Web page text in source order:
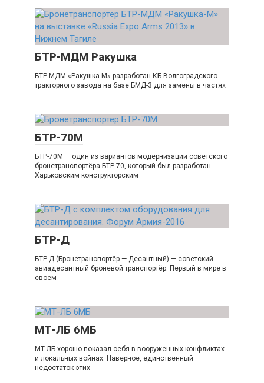
БТР-МДМ Ракушка
БТР-МДМ «Ракушка-М» разработан КБ Волгоградского
тракторного завода на базе БМД-3 для замены в частях
БТР-70М
БТР-70М — один из вариантов модернизации советского
бронетранспортёра БТР-70, который был разработан
Xарьковским конструкторским
БТР-Д
БТР-Д (Бронетранспортёр — Десантный) — советский
авиадесантный броневой транспортёр. Первый в мире в
своём
МТ-ЛБ 6МБ
МТ-ЛБ хорошо показал себя в вооруженных конфликтах
и локальных войнах. Наверное, единственный
недостаток этих